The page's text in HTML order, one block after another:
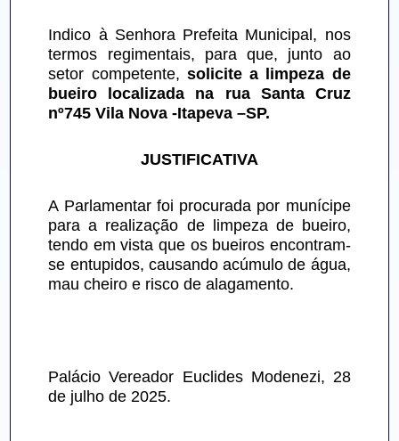
Indico à Senhora Prefeita Municipal, nos
termos regimentais, para que, junto ao
setor competente, solicite a limpeza de
bueiro localizada na rua Santa Cruz
nº745 Vila Nova -Itapeva –SP.
JUSTIFICATIVA
A Parlamentar foi procurada por munícipe
para a realização de limpeza de bueiro,
tendo em vista que os bueiros encontram-
se entupidos, causando acúmulo de água,
mau cheiro e risco de alagamento.
Palácio Vereador Euclides Modenezi, 28
de julho de 2025.